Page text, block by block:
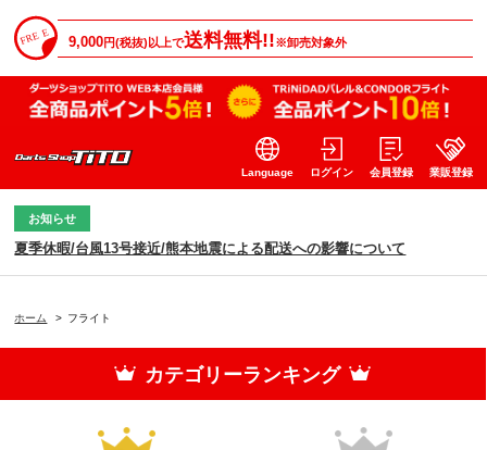
9,000円(税抜)以上で送料無料!!※卸売対象外
Language ログイン 会員登録 業販登録
お知らせ
夏季休暇/台風13号接近/熊本地震による配送への影響について
ホーム > フライト
カテゴリーランキング